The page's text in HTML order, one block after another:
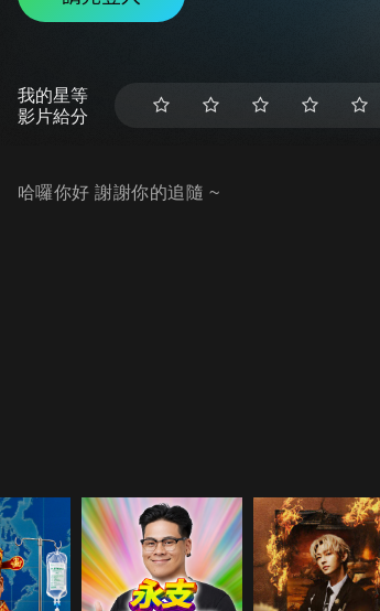
我的星等
影片給分
哈囉你好 謝謝你的追隨 ~